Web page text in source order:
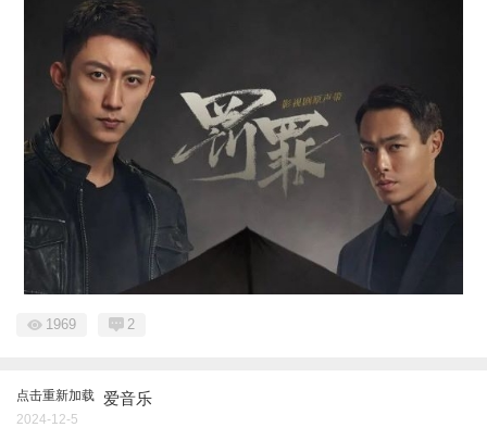
1969 2
点击重新加载 爱音乐
2024-12-5